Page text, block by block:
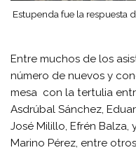
Estupenda fue la respuesta
Entre muchos de los
número de nuevos y
mesa con la tertulia
Asdrúbal Sánchez,
José Milillo, Efrén Balza,
Marino Pérez, entre